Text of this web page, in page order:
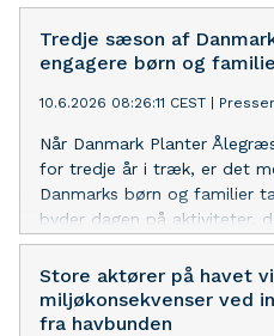
Tredje sæson af
engagere børn og
10.6.2026 08:26:11 CEST
Når Danmark Planter
for tredje år i træk, er det
Danmarks børn og familier
byder dagen på aktiviteter,
opdagelse i livet under
afholdes af Tænketanken
ved 28 lokaliteter landet
Store aktører på havet
miljøkonsekvenser ved
fra havbunden